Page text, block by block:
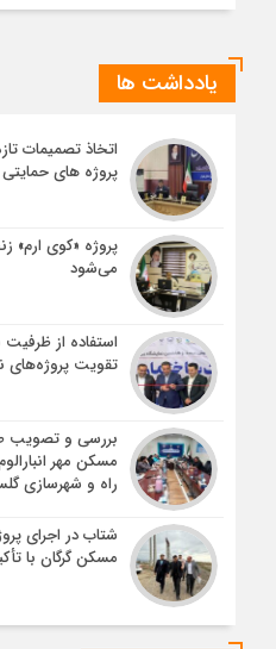
یادداشت ها
اتخاذ تصمیمات
پروژه های
پروژه «کوی ارم»
می‌شود
استفاده از
تقویت
بررسی و تصویب
مسکن مهر
راه و شهرسازی
مسکن گرگان با